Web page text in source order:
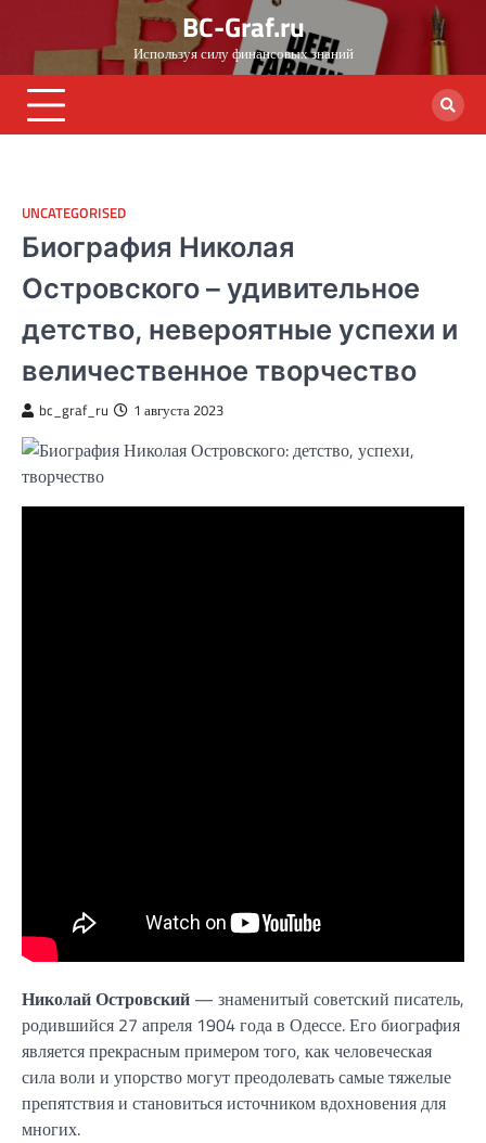
content
BC-Graf.ru
Используя силу финансовых знаний
UNCATEGORISED
Биография Николая
Островского – удивительное
детство, невероятные успехи и
величественное творчество
bc_graf_ru 1 августа 2023
Николай Островский — знаменитый советский писатель,
родившийся 27 апреля 1904 года в Одессе. Его биография
является прекрасным примером того, как человеческая
сила воли и упорство могут преодолевать самые тяжелые
препятствия и становиться источником вдохновения для
многих.